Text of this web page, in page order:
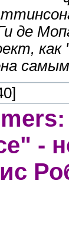
Ги де
самым
-